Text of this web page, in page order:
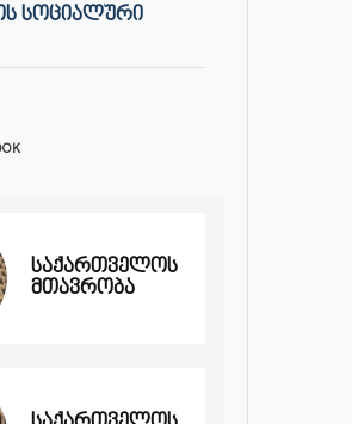
ᲡᲝᲪᲘᲐᲚᲣᲠᲘ
საქართველოს
მთავრობა